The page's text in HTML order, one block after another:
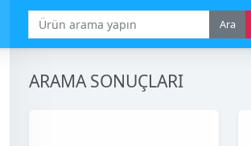
Ara
ARAMA SONUÇLARI